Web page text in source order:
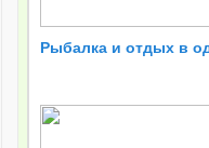
Рыбалка и отдых в